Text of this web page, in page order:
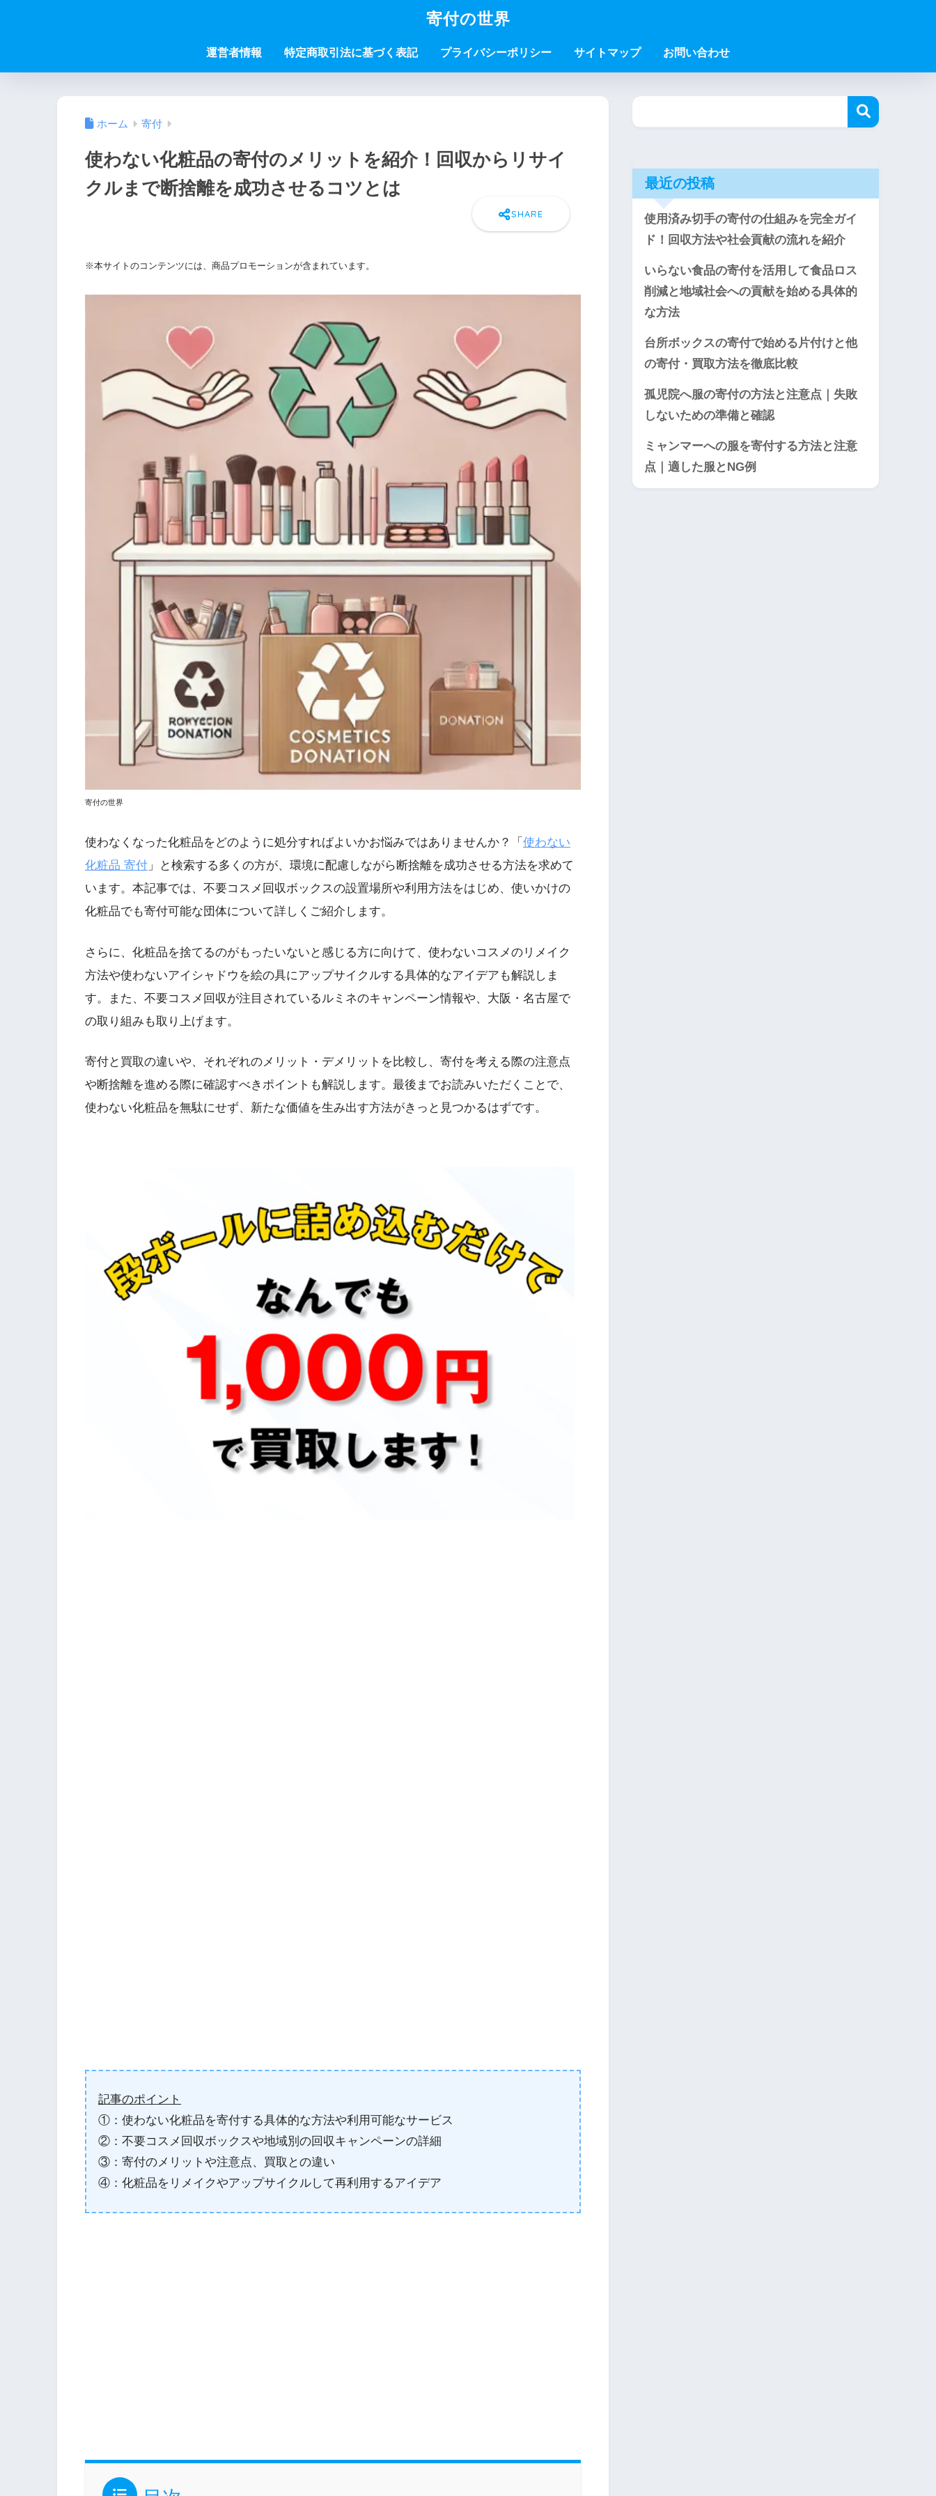
寄付の世界
運営者情報 特定商取引法に基づく表記 プライバシーポリシー サイトマップ お問い合わせ
ホーム 寄付
使わない化粧品の寄付のメリットを紹介！回収からリサイ
クルまで断捨離を成功させるコツとは
※本サイトのコンテンツには、商品プロモーションが含まれています。
寄付の世界
使わなくなった化粧品をどのように処分すればよいかお悩みではありませんか？「 使わない
化粧品 寄付 」と検索する多くの方が、環境に配慮しながら断捨離を成功させる方法を求めて
います。本記事では、不要コスメ回収ボックスの設置場所や利用方法をはじめ、使いかけの
化粧品でも寄付可能な団体について詳しくご紹介します。
さらに、化粧品を捨てるのがもったいないと感じる方に向けて、使わないコスメのリメイク
方法や使わないアイシャドウを絵の具にアップサイクルする具体的なアイデアも解説しま
す。また、不要コスメ回収が注目されているルミネのキャンペーン情報や、大阪・名古屋で
の取り組みも取り上げます。
寄付と買取の違いや、それぞれのメリット・デメリットを比較し、寄付を考える際の注意点
や断捨離を進める際に確認すべきポイントも解説します。最後までお読みいただくことで、
使わない化粧品を無駄にせず、新たな価値を生み出す方法がきっと見つかるはずです。
記事のポイント
①：使わない化粧品を寄付する具体的な方法や利用可能なサービス
②：不要コスメ回収ボックスや地域別の回収キャンペーンの詳細
③：寄付のメリットや注意点、買取との違い
④：化粧品をリメイクやアップサイクルして再利用するアイデア
最近の投稿
使用済み切手の寄付の仕組みを完全ガイ
ド！回収方法や社会貢献の流れを紹介
いらない食品の寄付を活用して食品ロス
削減と地域社会への貢献を始める具体的
な方法
台所ボックスの寄付で始める片付けと他
の寄付・買取方法を徹底比較
孤児院へ服の寄付の方法と注意点｜失敗
しないための準備と確認
ミャンマーへの服を寄付する方法と注意
点｜適した服とNG例